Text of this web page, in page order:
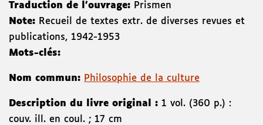
Traduction de l'ouvrage: Prismen
Note: Recueil de textes extr. de diverses revues et
publications, 1942-1953
Mots-clés:
Nom commun: Philosophie de la culture
Description du livre original : 1 vol. (360 p.) :
couv. ill. en coul. ; 17 cm